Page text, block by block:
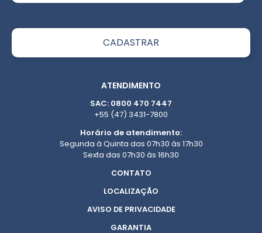
ATENDIMENTO
SAC: 0800 470 7447
+55 (47) 3431-7800
Horário de atendimento:
Segunda à Quinta das 07h30 às 17h30
Sexta das 07h30 às 16h30
CONTATO
LOCALIZAÇÃO
AVISO DE PRIVACIDADE
GARANTIA